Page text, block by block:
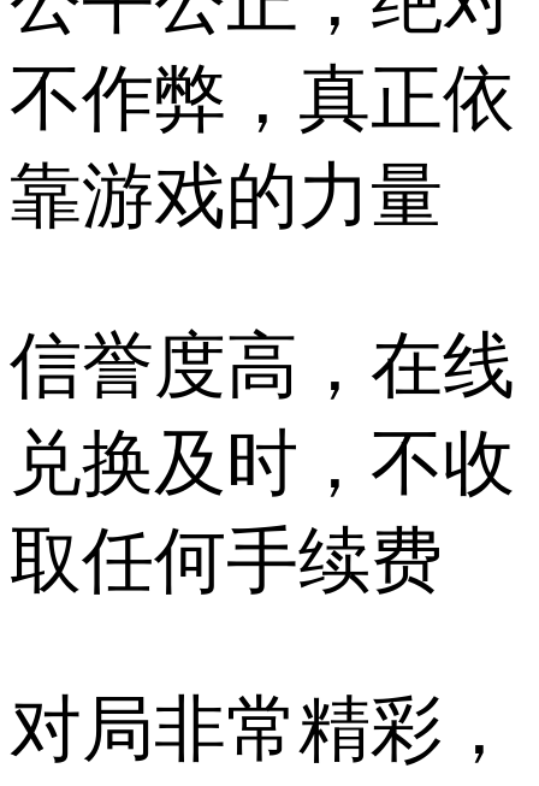
不作弊，真正依
靠游戏的力量
信誉度高，在线
兑换及时，不收
取任何手续费
对局非常精彩，